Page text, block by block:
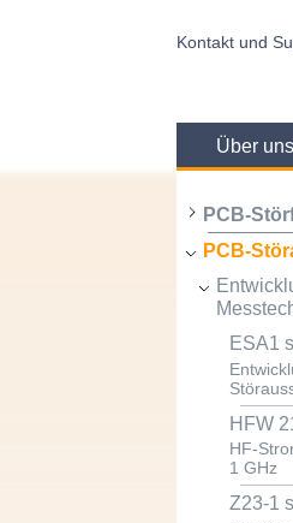
Kontakt und
Über uns
PCB-
PCB-
ESA1
HFW
HF-
1 GHz
Z23-1